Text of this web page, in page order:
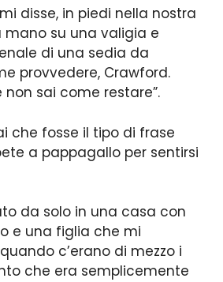
disse, in piedi nella nostra
su una valigia e
di una sedia da
provvedere, Crawford.
sai come restare”.
che fosse il tipo di frase
a pappagallo per sentirsi
da solo in una casa con
e una figlia che mi
c’erano di mezzo i
che era semplicemente